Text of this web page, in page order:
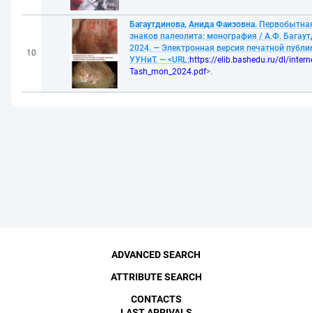
10
Багаутдинова, Анида Фаизовна.
знаков палеолита: монография / А.Ф.
2024. — Электронная версия печатной
УУНиТ. — <URL:https://elib.bashedu.ru/dl/
Tash_mon_2024.pdf>.
ADVANCED SEARCH
ATTRIBUTE SEARCH
CONTACTS